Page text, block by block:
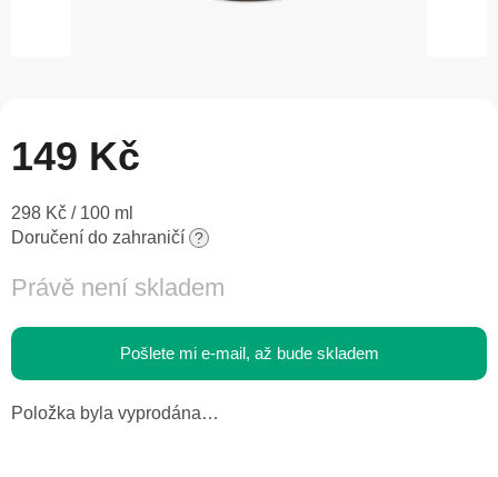
149 Kč
Měrná
cena:
298 Kč / 100 ml
Doručení do zahraničí ?
Právě není skladem
Pošlete mi e-mail, až bude skladem
Položka byla vyprodána…